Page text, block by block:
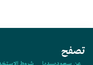
تصفح